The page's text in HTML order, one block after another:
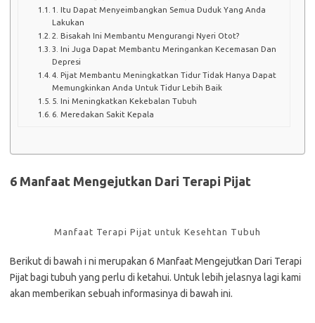
1. Itu Dapat Menyeimbangkan Semua Duduk Yang Anda
Lakukan
2. Bisakah Ini Membantu Mengurangi Nyeri Otot?
3. Ini Juga Dapat Membantu Meringankan Kecemasan Dan
Depresi
4. Pijat Membantu Meningkatkan Tidur Tidak Hanya Dapat
Memungkinkan Anda Untuk Tidur Lebih Baik
5. Ini Meningkatkan Kekebalan Tubuh
6. Meredakan Sakit Kepala
6 Manfaat Mengejutkan Dari Terapi Pijat
Manfaat Terapi Pijat untuk Kesehtan Tubuh
Berikut di bawah i ni merupakan 6 Manfaat Mengejutkan Dari Terapi
Pijat bagi tubuh yang perlu di ketahui. Untuk lebih jelasnya lagi kami
akan memberikan sebuah informasinya di bawah ini.